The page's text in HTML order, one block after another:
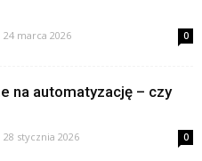
24 marca 2026 0
na automatyzację – czy
28 stycznia 2026 0